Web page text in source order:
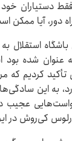
دستیاران
دور، آیا ممکن
استقلال
شده بود
کردیم که
به این سادگی‌ها
عجیب
کی‌روش در